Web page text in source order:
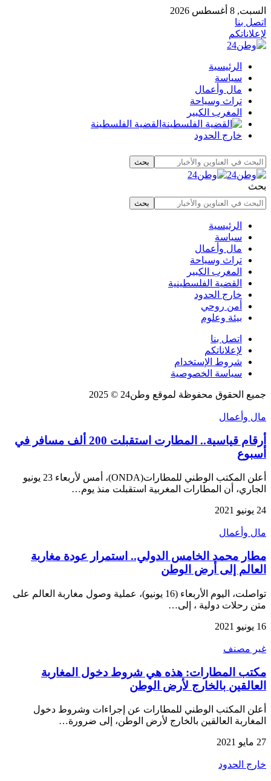
السبت, 8 أغسطس 2026
اتصل بنا
لإعلاناتكم
الرئيسية
سياسة
مال وأعمال
تراث وسياحة
المغرب الكبير
القضية الفلسطينة
خارج الحدود
بحث
الرئيسية
سياسة
مال وأعمال
تراث وسياحة
المغرب الكبير
القضية الفلسطينية
خارج الحدود
أمن روحي
بيئة وعلوم
اتصل بنا
لإعلاناتكم
شروط الإستخدام
سياسة الخصوصية
جميع الحقوق محفوظة لموقع وطن24 © 2025
مال وأعمال
أرقام قياسية.. المطارت استقبلت 200 ألف مسافر في
أسبوع
أعلن المكتب الوطني للمطارات(ONDA)، أمس لأربعاء 23 يونيو
الجاري، أن المطارات المغربية استقبلت منذ يوم…
24 يونيو 2021
مال وأعمال
مطار محمد الخامس الدولي.. استمرار عودة مغاربة
العالم إلى أرض الوطن
تواصلت، اليوم الأربعاء (16 يونيو)، عملية وصول مغاربة العالم على
متن رحلات دولية ، إلى…
16 يونيو 2021
غير مصنف
مكتب المطارات: هذه هي شروط دخول المغاربة
العالقين بالخارج لأرض الوطن
أعلن المكتب الوطني للمطارات عن إجراءات وشروط دخول
المغاربة العالقين بالخارج لأرض الوطن، إلى ضرورة…
27 مايو 2021
خارج الحدود